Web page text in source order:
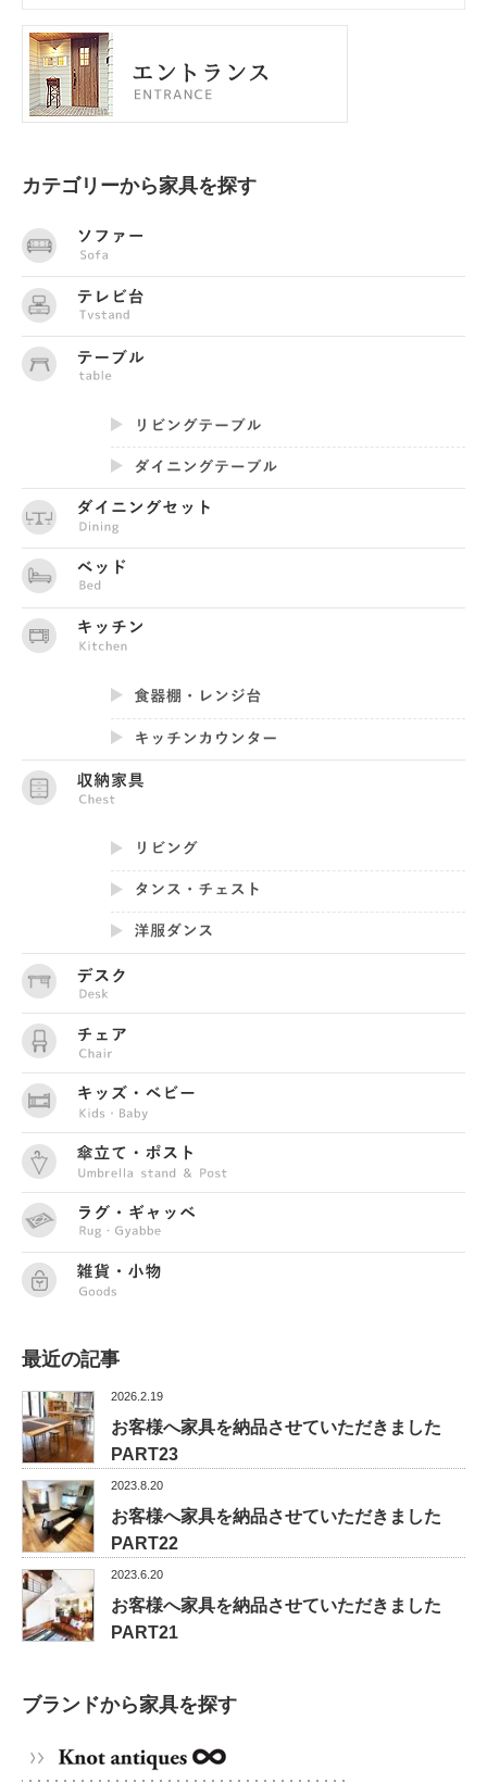
カテゴリーから家具を探す
最近の記事
2026.2.19
お客様へ家具を納品させていただきました
PART23
2023.8.20
お客様へ家具を納品させていただきました
PART22
2023.6.20
お客様へ家具を納品させていただきました
PART21
ブランドから家具を探す